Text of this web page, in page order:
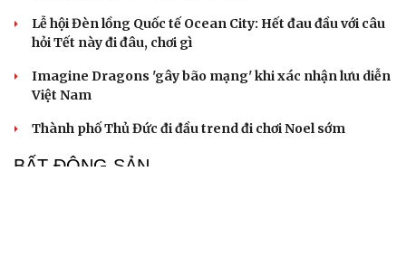
Lễ hội Đèn lồng Quốc tế Ocean City: Hết đau đầu với câu
hỏi Tết này đi đâu, chơi gì
Imagine Dragons 'gây bão mạng' khi xác nhận lưu diễn
Việt Nam
Thành phố Thủ Đức đi đầu trend đi chơi Noel sớm
BẤT ĐỘNG SẢN